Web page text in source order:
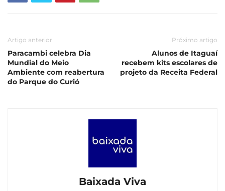
Artigo anterior
Paracambi celebra Dia
Mundial do Meio
Ambiente com reabertura
do Parque do Curió
Próximo artigo
Alunos de Itaguaí
recebem kits escolares de
projeto da Receita Federal
Baixada Viva